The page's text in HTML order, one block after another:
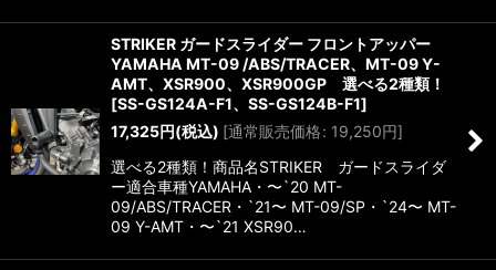
STRIKER ガードスライダー フロントアッパー
YAMAHA MT-09 /ABS/TRACER、MT-09 Y-
AMT、XSR900、XSR900GP 選べる2種類！
[SS-GS124A-F1、SS-GS124B-F1]
17,325円(税込) [通常販売価格: 19,250円]
選べる2種類！商品名STRIKER ガードスライダ
ー適合車種YAMAHA・〜`20 MT-
09/ABS/TRACER・`21〜 MT-09/SP・`24〜 MT-
09 Y-AMT・〜`21 XSR90…